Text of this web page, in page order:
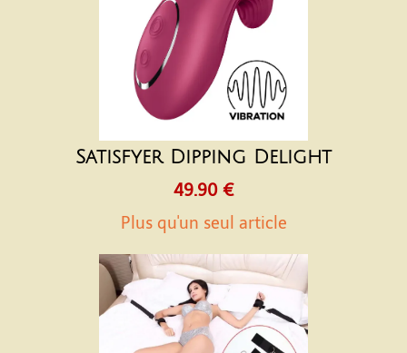
Satisfyer Dipping Delight
49.90 €
Plus qu'un seul article